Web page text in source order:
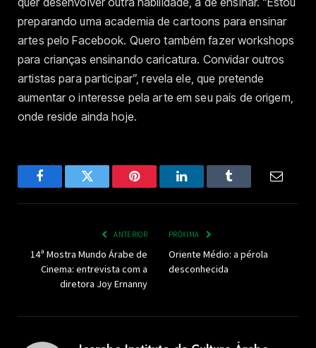
preparando uma academia de cartoons para ensinar
artes pelo Facebook. Quero também fazer workshops
para crianças ensinando caricatura. Convidar outros
artistas para participar”, revela ele, que pretende
aumentar o interesse pela arte em seu país de origem,
onde reside ainda hoje.
FacebookTwitter Pinterest LinkedInTumblr
ANTERIOR
14ª Mostra Mundo Árabe de
Cinema: entrevista com a
diretora Joy Ernanny
PRÓXIMA
Oriente Médio: a pérola
desconhecida